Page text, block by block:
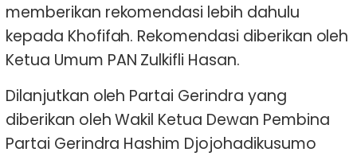
memberikan rekomendasi lebih dahulu
kepada Khofifah. Rekomendasi diberikan oleh
Ketua Umum PAN Zulkifli Hasan.
Dilanjutkan oleh Partai Gerindra yang
diberikan oleh Wakil Ketua Dewan Pembina
Partai Gerindra Hashim Djojohadikusumo